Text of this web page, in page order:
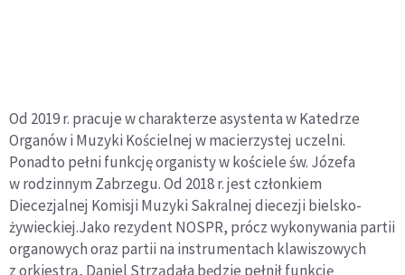
Od 2019 r. pracuje w charakterze asystenta w Katedrze
Organów i Muzyki Kościelnej w macierzystej uczelni.
Ponadto pełni funkcję organisty w kościele św. Józefa
w rodzinnym Zabrzegu. Od 2018 r. jest członkiem
Diecezjalnej Komisji Muzyki Sakralnej diecezji bielsko-
żywieckiej.Jako rezydent NOSPR, prócz wykonywania partii
organowych oraz partii na instrumentach klawiszowych
z orkiestrą, Daniel Strządała będzie pełnił funkcję